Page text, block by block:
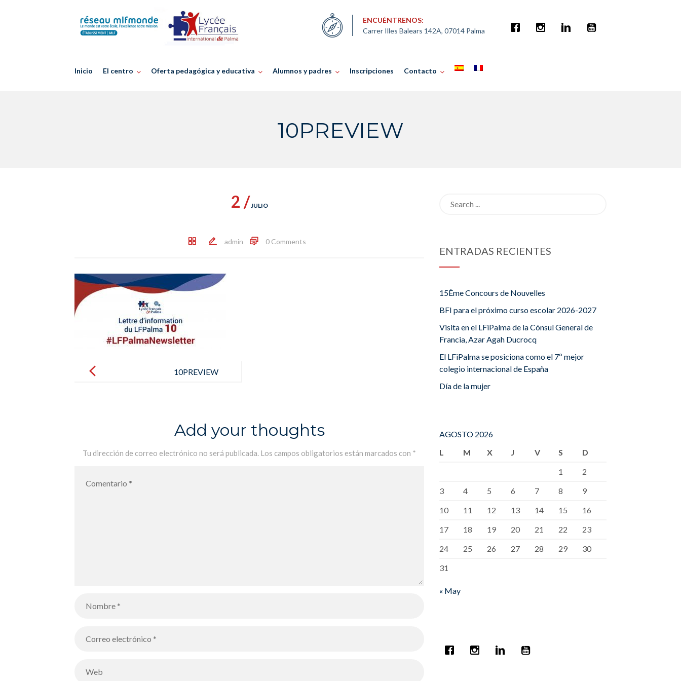
ENCUÉNTRENOS:
Carrer Illes Balears 142A, 07014 Palma
Inicio El centro Oferta pedagógica y educativa Alumnos y padres Inscripciones Contacto
10PREVIEW
2 /JULIO
admin 0 Comments
navigation
10PREVIEW
Add your thoughts
Tu dirección de correo electrónico no será publicada. Los campos obligatorios están marcados con *
ENTRADAS RECIENTES
15Ème Concours de Nouvelles
BFI para el próximo curso escolar 2026-2027
Visita en el LFiPalma de la Cónsul General de
Francia, Azar Agah Ducrocq
El LFiPalma se posiciona como el 7º mejor
colegio internacional de España
Día de la mujer
AGOSTO 2026
L
M X J V S
D
1
2
3
4 5 6 7 8
9
10
11 12 13 14 15
16
17
18 19 20 21 22
23
24
25 26 27 28 29
30
31
« May